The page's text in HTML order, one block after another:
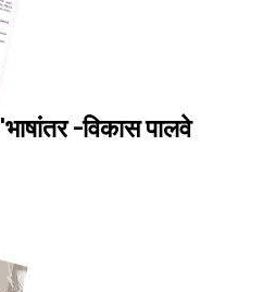
-विकास पालवे